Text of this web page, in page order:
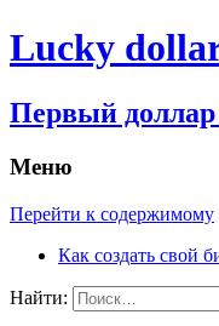
Lucky
Первый
Меню
Перейти к содержимому
Как создать свой
Найти: